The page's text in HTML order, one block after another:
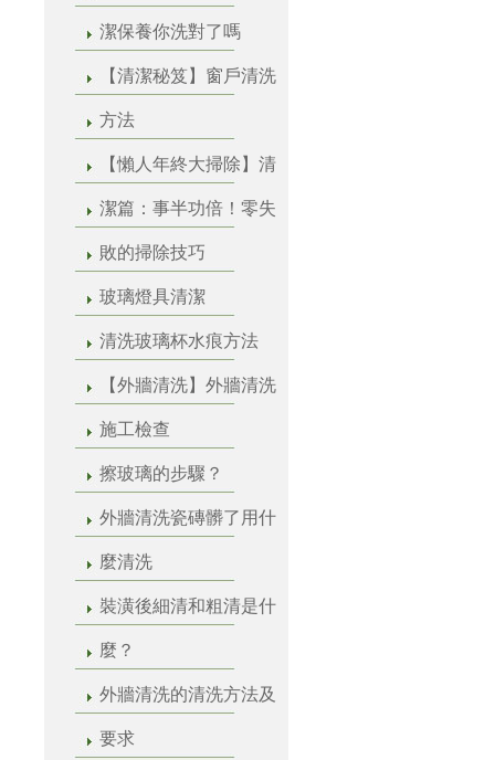
潔保養你洗對了嗎
【清潔秘笈】窗戶清洗
方法
【懶人年終大掃除】清
潔篇：事半功倍！零失
敗的掃除技巧
玻璃燈具清潔
清洗玻璃杯水痕方法
【外牆清洗】外牆清洗
施工檢查
擦玻璃的步驟？
外牆清洗瓷磚髒了用什
麼清洗
裝潢後細清和粗清是什
麼？
外牆清洗的清洗方法及
要求